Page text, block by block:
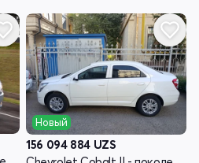
Новый
156 094 884 UZS